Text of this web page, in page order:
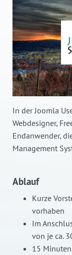
In der Joomla
Webdesigner,
Endanwender,
Management
Ablauf
Kurze
vorhaben
Im
von je ca.
15